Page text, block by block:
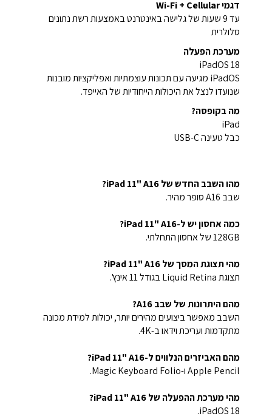
דגמי Wi-Fi + Cellular
עד 9 שעות של גלישה באינטרנט באמצעות רשת נתונים
סלולרית
מערכת הפעלה
iPadOS 18
iPadOS מגיעה עם תכונות עוצמתיות ואפליקציות מובנות
שנועדו לנצל את היכולות הייחודיות של האייפד.
מה בקופסה?
iPad
כבל טעינה USB-C
מהו השבב החדש של iPad 11" A16?
שבב A16 סופר מהיר.
כמה אחסון יש ל-iPad 11" A16?
128GB של אחסון התחלתי.
מהי תצוגת המסך של iPad 11" A16?
תצוגת Liquid Retina בגודל 11 אינץ'.
מהם היתרונות של שבב A16?
השבב מאפשר ביצועים מהירים יותר, יכולות למידת מכונה
מתקדמות ועריכת וידאו ב-4K.
מהם האביזרים הנלווים ל-iPad 11" A16?
Apple Pencil ו-Magic Keyboard Folio.
מהי מערכת ההפעלה של iPad 11" A16?
iPadOS 18.